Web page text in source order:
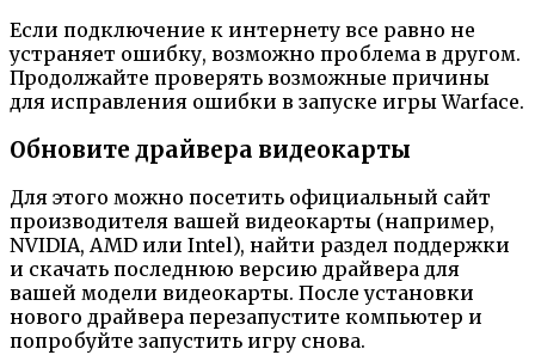
Если подключение к интернету все равно не
устраняет ошибку, возможно проблема в другом.
Продолжайте проверять возможные причины
для исправления ошибки в запуске игры Warface.
Обновите драйвера видеокарты
Для этого можно посетить официальный сайт
производителя вашей видеокарты (например,
NVIDIA, AMD или Intel), найти раздел поддержки
и скачать последнюю версию драйвера для
вашей модели видеокарты. После установки
нового драйвера перезапустите компьютер и
попробуйте запустить игру снова.